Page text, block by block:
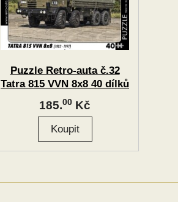
Puzzle Retro-auta č.32
Tatra 815 VVN 8x8 40 dílků
185.00 Kč